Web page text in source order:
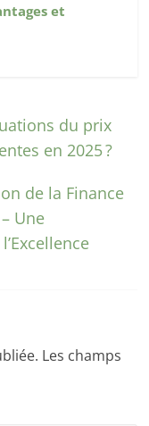
et
du prix
en 2025 ?
de la Finance
Une
Les champs